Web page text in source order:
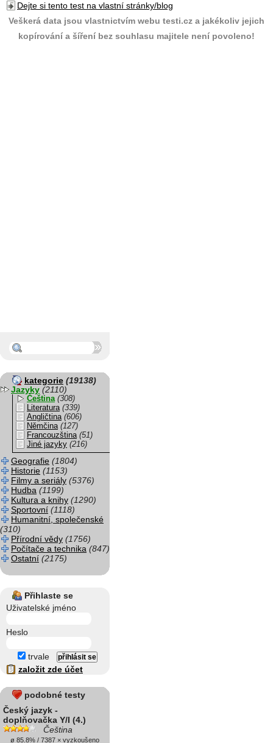
Dejte si tento test na vlastní stránky/blog
Veškerá data jsou vlastnictvím webu testi.cz a jakékoliv jejich
kopírování a šíření bez souhlasu majitele není povoleno!
kategorie (19138)
Jazyky (2110)
Čeština (308)
Literatura (339)
Angličtina (606)
Němčina (127)
Francouzština (51)
Jiné jazyky (216)
Geografie (1804)
Historie (1153)
Filmy a seriály (5376)
Hudba (1199)
Kultura a knihy (1290)
Sportovní (1118)
Humanitní, společenské
(310)
Přírodní vědy (1756)
Počítače a technika (847)
Ostatní (2175)
Přihlaste se
Uživatelské jméno
Heslo
trvale
založit zde účet
podobné testy
Český jazyk -
doplňovačka Y/I (4.)
Čeština
ø 85.8% / 7387 × vyzkoušeno